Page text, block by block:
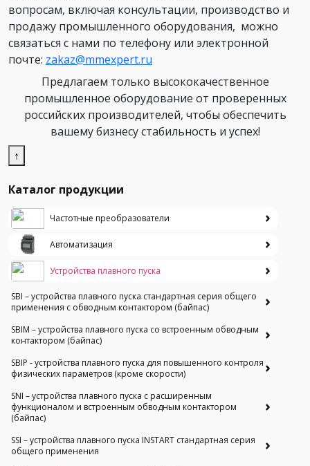
вопросам, включая консультации, производство и
продажу промышленного оборудования, можно
связаться с нами по телефону или электронной
почте: zakaz@mmexpert.ru
Предлагаем только высококачественное
промышленное оборудование от проверенных
российских производителей, чтобы обеспечить
вашему бизнесу стабильность и успех!
↑
Каталог продукции
Частотные преобразователи
Автоматизация
Устройства плавного пуска
SBI – устройства плавного пуска стандартная серия общего
применения с обводным контактором (байпас)
SBIM – устройства плавного пуска со встроенным обводным
контактором (байпас)
SBIP - устройства плавного пуска для повышенного контроля
физических параметров (кроме скорости)
SNI – устройства плавного пуска с расширенным
функционалом и встроенным обводным контактором
(байпас)
SSI – устройства плавного пуска INSTART стандартная серия
общего применения